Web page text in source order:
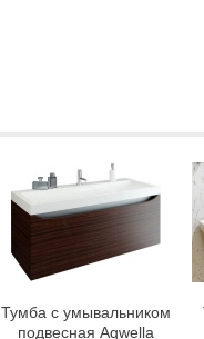
Тумба с умывальником
подвесная Aqwella